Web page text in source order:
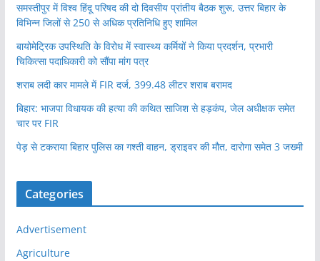
समस्तीपुर में विश्व हिंदू परिषद की दो दिवसीय प्रांतीय बैठक शुरू, उत्तर बिहार के
विभिन्न जिलों से 250 से अधिक प्रतिनिधि हुए शामिल
बायोमेट्रिक उपस्थिति के विरोध में स्वास्थ्य कर्मियों ने किया प्रदर्शन, प्रभारी
चिकित्सा पदाधिकारी को सौंपा मांग पत्र
शराब लदी कार मामले में FIR दर्ज, 399.48 लीटर शराब बरामद
बिहार: भाजपा विधायक की हत्या की कथित साजिश से हड़कंप, जेल अधीक्षक समेत
चार पर FIR
पेड़ से टकराया बिहार पुलिस का गश्ती वाहन, ड्राइवर की मौत, दारोगा समेत 3 जख्मी
Categories
Advertisement
Agriculture